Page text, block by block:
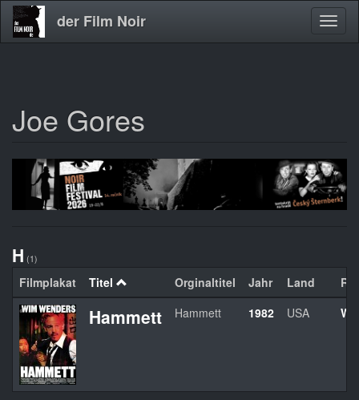
Direkt
zum
der Film Noir
Joe Gores
H (1)
Filmplakat Titel Orginaltitel Jahr Land
Hammett Hammett 1982 USA